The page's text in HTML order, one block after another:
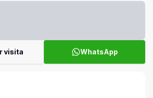
visita WhatsApp